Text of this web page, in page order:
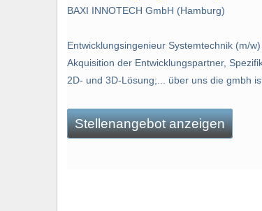
BAXI INNOTECH GmbH (Hamburg)
Entwicklungsingenieur Systemtechnik (m/
Akquisition der Entwicklungspartner,
2D- und 3D-Lösung;... über uns die gmbh
Stellenangebot anzeigen